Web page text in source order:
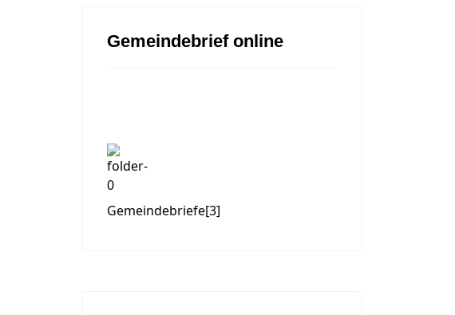
Gemeindebrief online
Gemeindebriefe[3]